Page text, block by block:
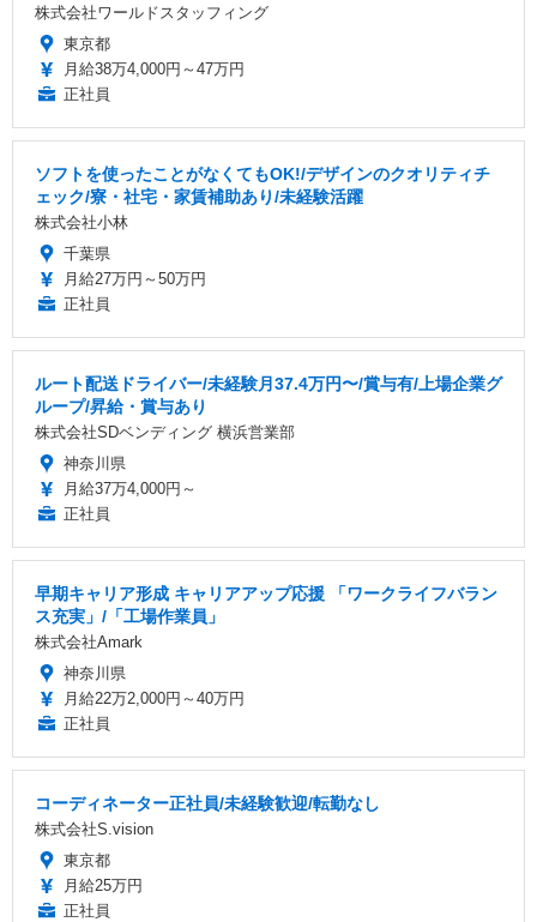
株式会社ワールドスタッフィング
東京都
月給38万4,000円～47万円
正社員
ソフトを使ったことがなくてもOK!/デザインのクオリティチ
ェック/寮・社宅・家賃補助あり/未経験活躍
株式会社小林
千葉県
月給27万円～50万円
正社員
ルート配送ドライバー/未経験月37.4万円〜/賞与有/上場企業グ
ループ/昇給・賞与あり
株式会社SDベンディング 横浜営業部
神奈川県
月給37万4,000円～
正社員
早期キャリア形成 キャリアアップ応援 「ワークライフバラン
ス充実」/「工場作業員」
株式会社Amark
神奈川県
月給22万2,000円～40万円
正社員
コーディネーター正社員/未経験歓迎/転勤なし
株式会社S.vision
東京都
月給25万円
正社員